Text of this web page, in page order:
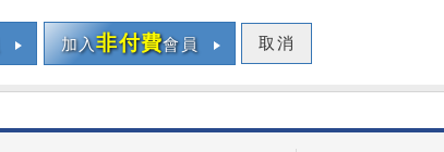
加入非付費會員 取消